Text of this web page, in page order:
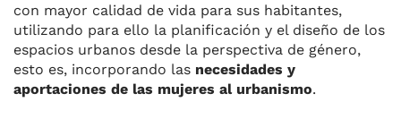
con mayor calidad de vida para sus habitantes,
utilizando para ello la planificación y el diseño de los
espacios urbanos desde la perspectiva de género,
esto es, incorporando las necesidades y
aportaciones de las mujeres al urbanismo.